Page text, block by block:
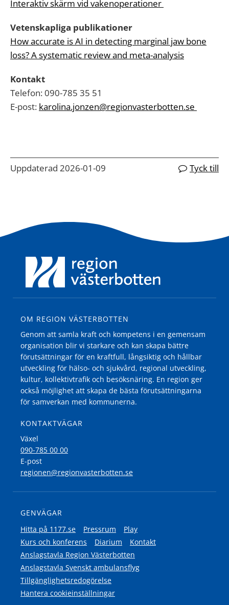
Interaktiv skärm vid vakenoperationer
Vetenskapliga publikationer
How accurate is AI in detecting marginal jaw bone
loss? A systematic review and meta-analysis
Kontakt
Telefon: 090-785 35 51
E-post: karolina.jonzen@regionvasterbotten.se
Uppdaterad 2026-01-09 Tyck till
OM REGION VÄSTERBOTTEN
Genom att samla kraft och kompetens i en gemensam
organisation blir vi starkare och kan skapa bättre
förutsättningar för en kraftfull, långsiktig och hållbar
utveckling för hälso- och sjukvård, regional utveckling,
kultur, kollektivtrafik och besöksnäring. En region ger
också möjlighet att skapa de bästa förutsättningarna
för samverkan med kommunerna.
KONTAKTVÄGAR
Växel
090-785 00 00
E-post
regionen@regionvasterbotten.se
GENVÄGAR
Hitta på 1177.se
Pressrum
Play
Kurs och konferens
Diarium
Kontakt
Anslagstavla Region Västerbotten
Anslagstavla Svenskt ambulansflyg
Tillgänglighetsredogörelse
Hantera cookieinställningar